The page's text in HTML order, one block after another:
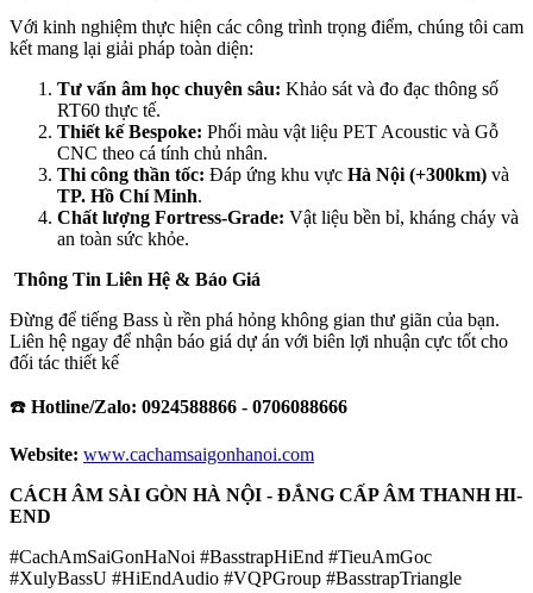
Với kinh nghiệm thực hiện các công trình trọng điểm, chúng tôi cam
kết mang lại giải pháp toàn diện:
Tư vấn âm học chuyên sâu: Khảo sát và đo đạc thông số
RT60 thực tế.
Thiết kế Bespoke: Phối màu vật liệu PET Acoustic và Gỗ
CNC theo cá tính chủ nhân.
Thi công thần tốc: Đáp ứng khu vực Hà Nội (+300km) và
TP. Hồ Chí Minh.
Chất lượng Fortress-Grade: Vật liệu bền bỉ, kháng cháy và
an toàn sức khỏe.
Thông Tin Liên Hệ & Báo Giá
Đừng để tiếng Bass ù rền phá hỏng không gian thư giãn của bạn.
Liên hệ ngay để nhận báo giá dự án với biên lợi nhuận cực tốt cho
đối tác thiết kế
☎️ Hotline/Zalo: 0924588866 - 0706088666
Website: www.cachamsaigonhanoi.com
CÁCH ÂM SÀI GÒN HÀ NỘI - ĐẲNG CẤP ÂM THANH HI-
END
#CachAmSaiGonHaNoi #BasstrapHiEnd #TieuAmGoc
#XulyBassU #HiEndAudio #VQPGroup #BasstrapTriangle